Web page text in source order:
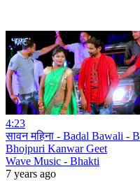
4:23
सावन महिना - Badal Bawali -
Bhojpuri Kanwar Geet
Wave Music - Bhakti
7 years ago